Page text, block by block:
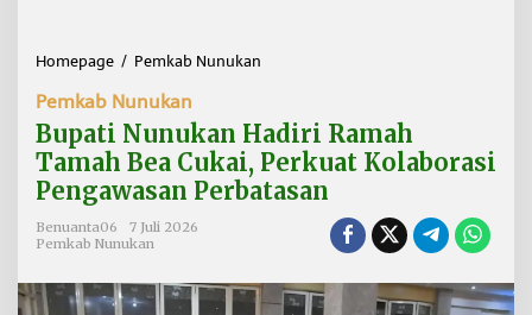
Homepage / Pemkab Nunukan
a
t
i
N
Pemkab Nunukan
Bupati Nunukan Hadiri Ramah
Tamah Bea Cukai, Perkuat Kolaborasi
Pengawasan Perbatasan
Benuanta06
7 Juli 2026
Pemkab Nunukan